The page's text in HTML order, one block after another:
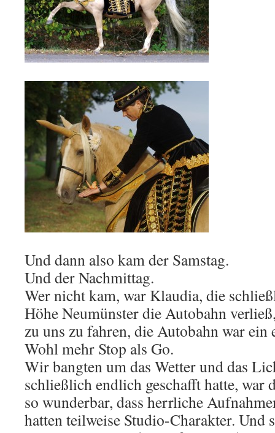
Und dann also kam der Samstag.
Und der Nachmittag.
Wer nicht kam, war Klaudia, die
Höhe Neumünster die Autobahn
zu uns zu fahren, die Autobahn war ein
Wohl mehr Stop als Go.
Wir bangten um das Wetter und das
schließlich endlich geschafft hatte, war
so wunderbar, dass herrliche
hatten teilweise Studio-Charakter. Und